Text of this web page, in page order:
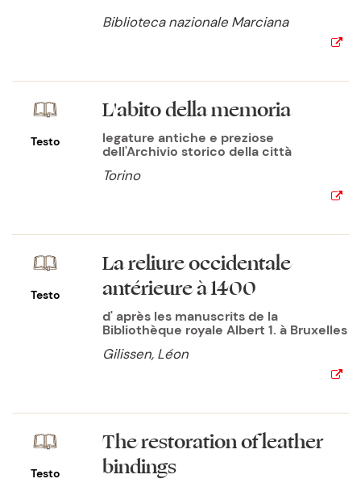
Biblioteca nazionale Marciana
Testo
L'abito della memoria
legature antiche e preziose
dell'Archivio storico della città
Torino
Testo
La reliure occidentale
antérieure à 1400
d' après les manuscrits de la
Bibliothèque royale Albert 1. à Bruxelles
Gilissen, Léon
Testo
The restoration of leather
bindings